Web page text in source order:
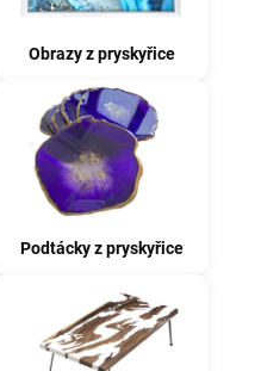
Obrazy z pryskyřice
Podtácky z pryskyřice